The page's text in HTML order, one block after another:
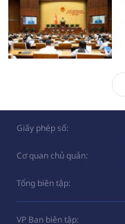
Giấy phép số:
Cơ quan chủ quản:
Tổng biên tập:
VP Ban biên tập: